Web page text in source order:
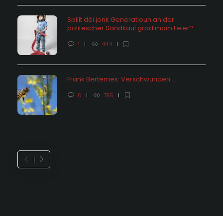
Spillt déi jonk Generatioun an der
politescher Sandkaul grad mam Feier?
1 444
Frank Bertemes: Verschwunden….
0 755